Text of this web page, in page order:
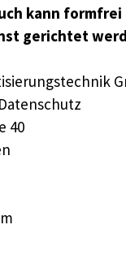
kann
gerichtet
40